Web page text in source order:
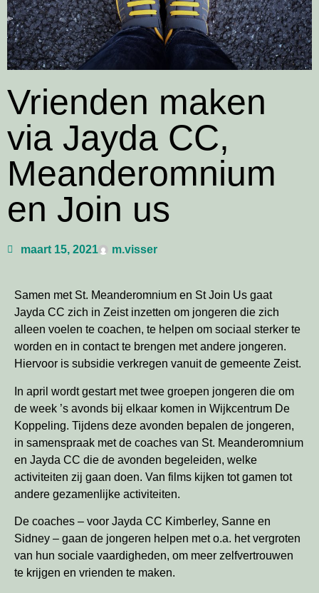
Vrienden maken
via Jayda CC,
Meanderomnium
en Join us
maart 15, 2021 m.visser
Samen met St. Meanderomnium en St Join Us gaat
Jayda CC zich in Zeist inzetten om jongeren die zich
alleen voelen te coachen, te helpen om sociaal sterker te
worden en in contact te brengen met andere jongeren.
Hiervoor is subsidie verkregen vanuit de gemeente Zeist.
In april wordt gestart met twee groepen jongeren die om
de week ’s avonds bij elkaar komen in Wijkcentrum De
Koppeling. Tijdens deze avonden bepalen de jongeren,
in samenspraak met de coaches van St. Meanderomnium
en Jayda CC die de avonden begeleiden, welke
activiteiten zij gaan doen. Van films kijken tot gamen tot
andere gezamenlijke activiteiten.
De coaches – voor Jayda CC Kimberley, Sanne en
Sidney – gaan de jongeren helpen met o.a. het vergroten
van hun sociale vaardigheden, om meer zelfvertrouwen
te krijgen en vrienden te maken.